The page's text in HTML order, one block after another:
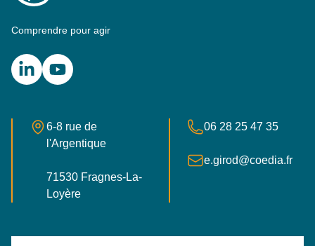
Comprendre pour agir
LinkedInYouTube
Adresse postale
6-8 rue de
l'Argentique
71530 Fragnes-La-
LoyèreFrance
Numéro de téléphone
06 28 25 47 35
E-maile.girod@coedia.fr